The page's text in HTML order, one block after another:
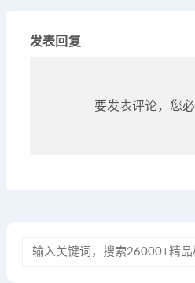
发表回复
要发表评论，您